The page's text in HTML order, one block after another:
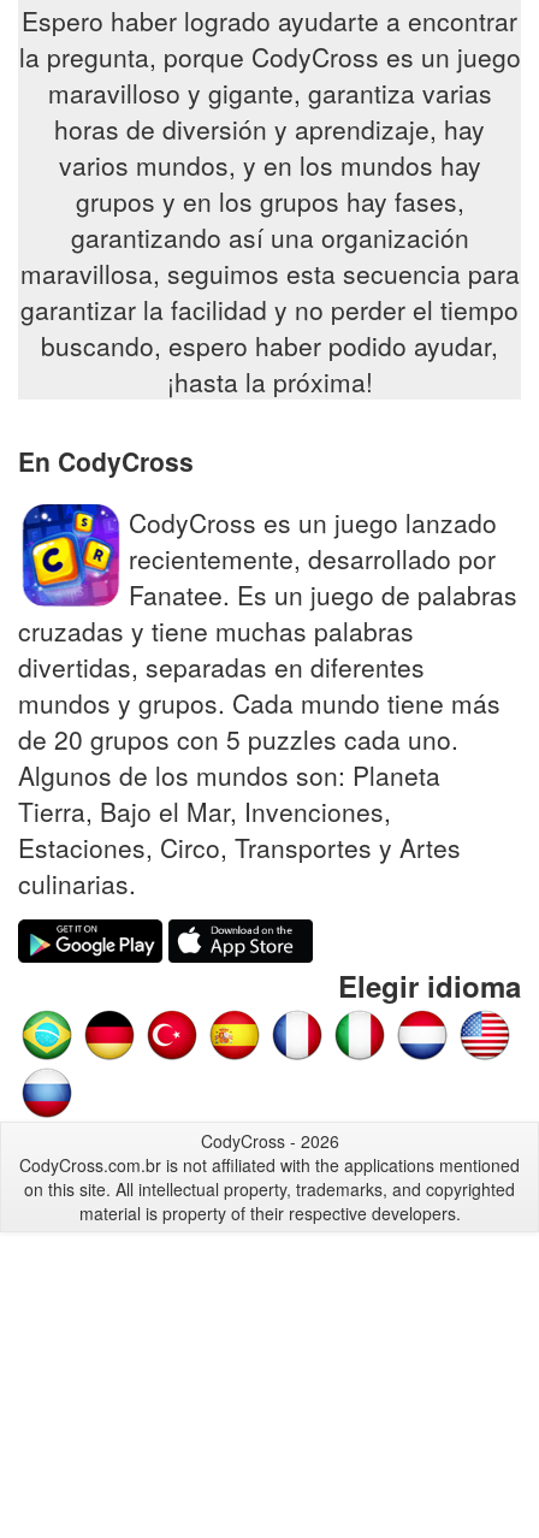
Espero haber logrado ayudarte a encontrar
la pregunta, porque CodyCross es un juego
maravilloso y gigante, garantiza varias
horas de diversión y aprendizaje, hay
varios mundos, y en los mundos hay
grupos y en los grupos hay fases,
garantizando así una organización
maravillosa, seguimos esta secuencia para
garantizar la facilidad y no perder el tiempo
buscando, espero haber podido ayudar,
¡hasta la próxima!
En CodyCross
CodyCross es un juego lanzado
recientemente, desarrollado por
Fanatee. Es un juego de palabras
cruzadas y tiene muchas palabras
divertidas, separadas en diferentes
mundos y grupos. Cada mundo tiene más
de 20 grupos con 5 puzzles cada uno.
Algunos de los mundos son: Planeta
Tierra, Bajo el Mar, Invenciones,
Estaciones, Circo, Transportes y Artes
culinarias.
Elegir idioma
CodyCross - 2026
CodyCross.com.br is not affiliated with the applications mentioned
on this site. All intellectual property, trademarks, and copyrighted
material is property of their respective developers.